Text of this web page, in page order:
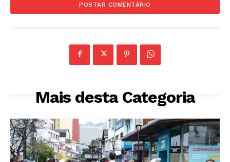
Mais desta Categoria